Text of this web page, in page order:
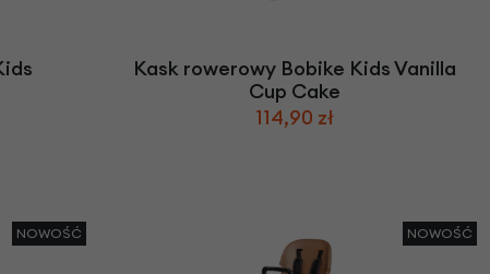
Kask rowerowy Bobike Kids Vanilla
Cup Cake
114,90 zł
NOWOŚĆ NOWOŚĆ